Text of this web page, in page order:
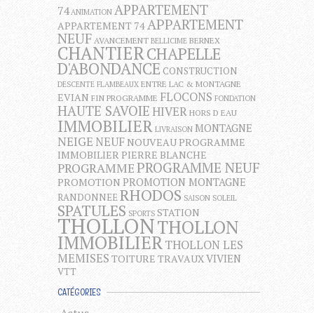
74 ANIMATION APPARTEMENT
APPARTEMENT 74APPARTEMENT
NEUF AVANCEMENT BELLICIME BERNEX
CHANTIERCHAPELLE
D'ABONDANCE CONSTRUCTION
DESCENTE FLAMBEAUX ENTRE LAC & MONTAGNE
EVIAN FIN PROGRAMME FLOCONS FONDATION
HAUTE SAVOIE HIVER HORS D EAU
IMMOBILIER LIVRAISON MONTAGNE
NEIGE NEUFNOUVEAU PROGRAMME
IMMOBILIER PIERRE BLANCHE
PROGRAMMEPROGRAMME NEUF
PROMOTION PROMOTION MONTAGNE
RANDONNEERHODOS SAISON SOLEIL
SPATULES SPORTS STATION
THOLLONTHOLLON
IMMOBILIERTHOLLON LES
MEMISES TOITURE TRAVAUXVIVIEN
VTT
CATÉGORIES